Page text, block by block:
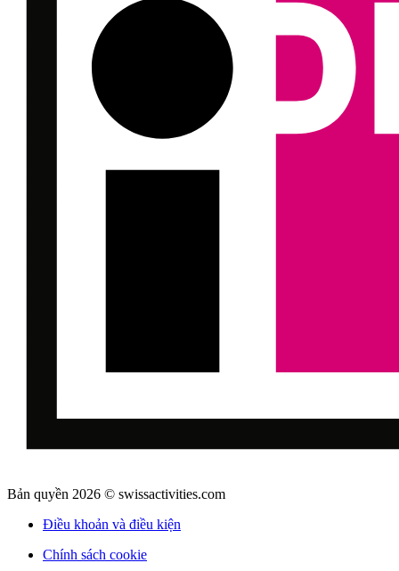
Bản quyền 2026 © swissactivities.com
Điều khoản và điều kiện
Chính sách cookie